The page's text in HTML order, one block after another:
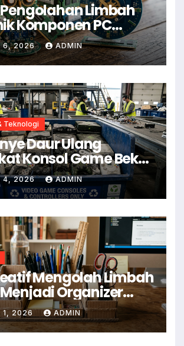
Limbah
Komponen PC
Estetik
6, 2026 ADMIN
Teknologi
Daur Ulang
Konsol Game Bekas
E-Waste
4, 2026 ADMIN
Mengolah Limbah
Organizer
1, 2026 ADMIN